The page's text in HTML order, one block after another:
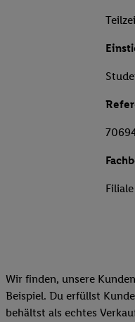
Filiale
Wir finden, unsere
Beispiel. Du erfüllst
behältst als echtes